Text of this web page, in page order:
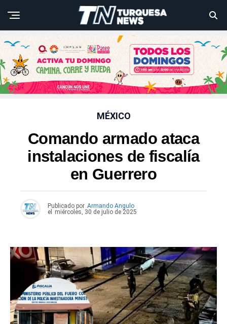
MÉXICO
Comando armado ataca
instalaciones de fiscalía
en Guerrero
Publicado por Armando Angulo
el
miércoles, 30 de julio de 2025